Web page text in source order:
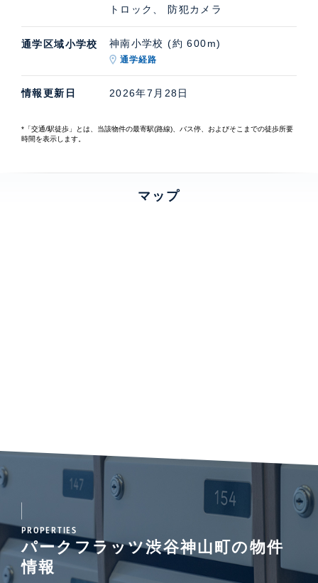
トロック、 防犯カメラ
通学区域小学校 神南小学校 (約 600m)
通学経路
情報更新日 2026年7月28日
*「交通/駅徒歩」とは、当該物件の最寄駅(路線)、バス停、およびそこまでの徒歩所要
時間を表示します。
マップ
PROPERTIES
パークフラッツ渋谷神山町の物件
情報